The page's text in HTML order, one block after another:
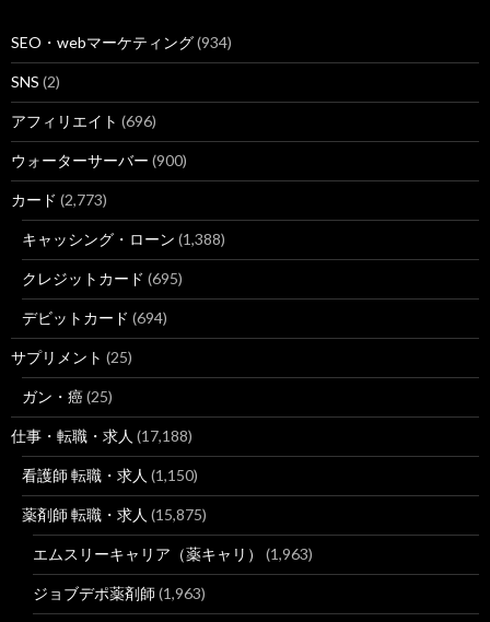
SEO・webマーケティング(934)
SNS (2)
アフィリエイト (696)
ウォーターサーバー (900)
カード (2,773)
キャッシング・ローン (1,388)
クレジットカード (695)
デビットカード (694)
サプリメント (25)
ガン・癌(25)
仕事・転職・求人 (17,188)
看護師 転職・求人 (1,150)
薬剤師 転職・求人 (15,875)
エムスリーキャリア（薬キャリ） (1,963)
ジョブデポ薬剤師 (1,963)